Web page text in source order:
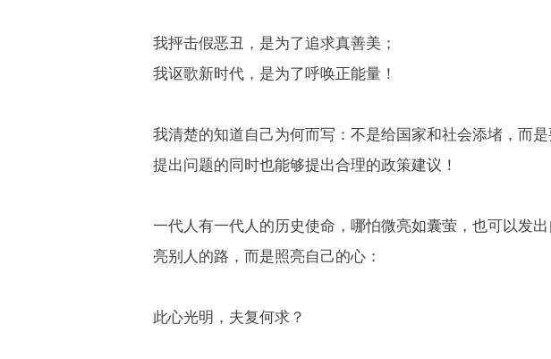
我抨击假恶丑，是为了追求真善美；
我讴歌新时代，是为了呼唤正能量！
我清楚的知道自己为何而写：不是给国家和社会添堵，而
提出问题的同时也能够提出合理的政策建议！
一代人有一代人的历史使命，哪怕微亮如囊萤，也可以发
亮别人的路，而是照亮自己的心：
此心光明，夫复何求？